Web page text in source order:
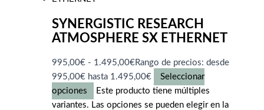
SYNERGISTIC RESEARCH
ATMOSPHERE SX ETHERNET
995,00€ - 1.495,00€Rango de precios: desde
995,00€ hasta 1.495,00€
Seleccionar
opciones
Este producto tiene múltiples
variantes. Las opciones se pueden elegir en la